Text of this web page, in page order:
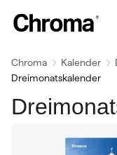
Chroma Kalender
Dreimonatskalender